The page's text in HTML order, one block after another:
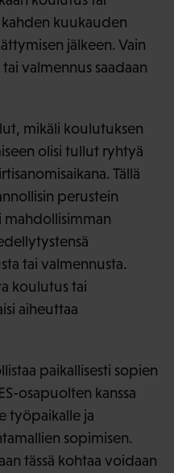
kuukauden
jälkeen. Vain
valmennus saadaan
mikäli koulutuksen
olisi tullut ryhtyä
Tällä
perustein
mahdollisimman
tai valmennusta.
koulutus tai
aiheuttaa
paikallisesti sopien
osapuolten kanssa
työpaikalle ja
sopimisen.
tässä kohtaa voidaan